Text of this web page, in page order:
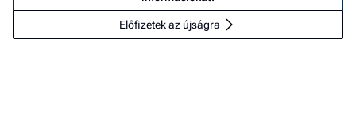
Előfizetek az újságra